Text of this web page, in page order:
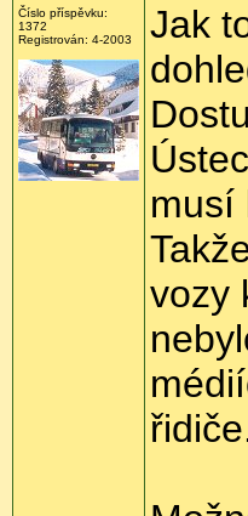
Číslo příspěvku:
1372
Registrován: 4-2003
Jak
musí
vozy